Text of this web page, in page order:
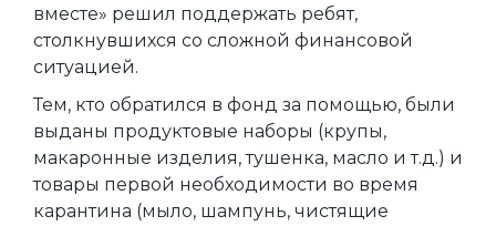
вместе» решил поддержать ребят,
столкнувшихся со сложной финансовой
ситуацией.
Тем, кто обратился в фонд за помощью, были
выданы продуктовые наборы (крупы,
макаронные изделия, тушенка, масло и т.д.) и
товары первой необходимости во время
карантина (мыло, шампунь, чистящие